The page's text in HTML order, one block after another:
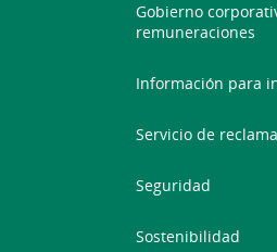
Gobierno
remuneraciones
Información para
Servicio de
Seguridad
Sostenibilidad